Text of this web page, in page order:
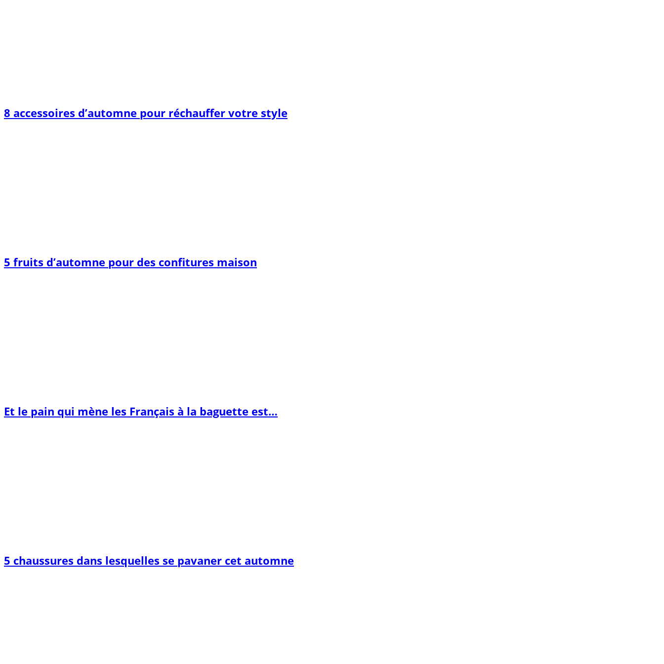
8 accessoires d’automne pour réchauffer votre style
5 fruits d’automne pour des confitures maison
Et le pain qui mène les Français à la baguette est…
5 chaussures dans lesquelles se pavaner cet automne